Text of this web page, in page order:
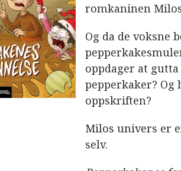
romkaninen
Og da de voksne
oppdager at
pepperkaker?
oppskriften?
Milos univers er
selv.